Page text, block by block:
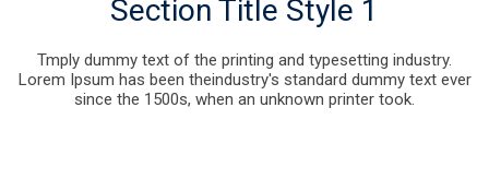
Section Title Style 1
Tmply dummy text of the printing and typesetting industry.
Lorem Ipsum has been theindustry's standard dummy text ever
since the 1500s, when an unknown printer took.